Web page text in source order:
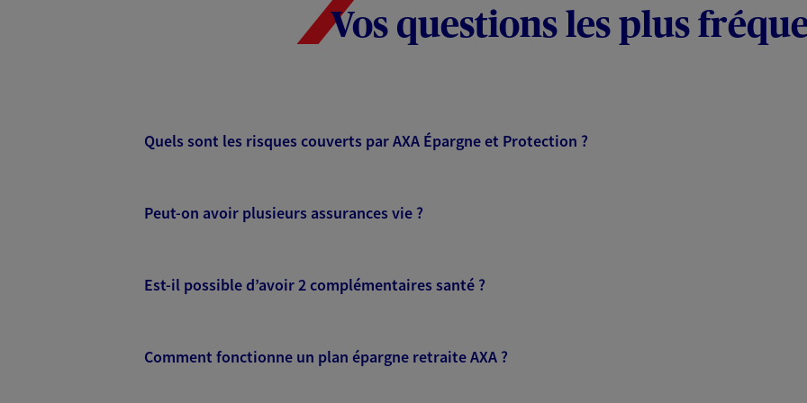
Vos questions les plus
Quels sont les risques couverts par AXA Épargne et Protection ?
Peut-on avoir plusieurs assurances vie ?
Est-il possible d’avoir 2 complémentaires santé ?
Comment fonctionne un plan épargne retraite AXA ?